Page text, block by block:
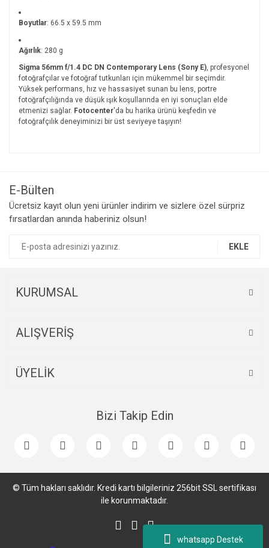
whatsapp Destek
Boyutlar: 66.5 x 59.5 mm
Ağırlık: 280 g
Sigma 56mm f/1.4 DC DN Contemporary Lens (Sony E), profesyonel
fotoğrafçılar ve fotoğraf tutkunları için mükemmel bir seçimdir.
Yüksek performans, hız ve hassasiyet sunan bu lens, portre
fotoğrafçılığında ve düşük ışık koşullarında en iyi sonuçları elde
etmenizi sağlar. Fotocenter'da bu harika ürünü keşfedin ve
fotoğrafçılık deneyiminizi bir üst seviyeye taşıyın!
Ürün resmi kalitesiz, bozuk veya görüntülenemiyor.
Ürün açıklamasında eksik bilgiler bulunuyor.
E-Bülten
Ücretsiz kayıt olun yeni ürünler indirim ve sizlere özel sürpriz
fırsatlardan anında haberiniz olsun!
EKLE
KURUMSAL
ALIŞVERİŞ
ÜYELİK
Bizi Takip Edin
© Tüm hakları saklıdır. Kredi kartı bilgileriniz 256bit SSL sertifikası
ile korunmaktadır.